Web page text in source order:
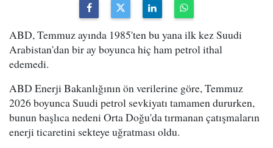
ABD, Temmuz ayında 1985'ten bu yana ilk kez Suudi
Arabistan'dan bir ay boyunca hiç ham petrol ithal
edemedi.
ABD Enerji Bakanlığının ön verilerine göre, Temmuz
2026 boyunca Suudi petrol sevkiyatı tamamen dururken,
bunun başlıca nedeni Orta Doğu'da tırmanan çatışmaların
enerji ticaretini sekteye uğratması oldu.